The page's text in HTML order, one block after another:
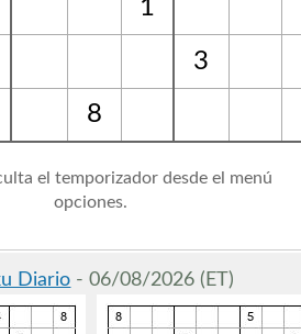
1
3
8
el temporizador desde el menú
opciones.
Diario - 06/08/2026 (ET)